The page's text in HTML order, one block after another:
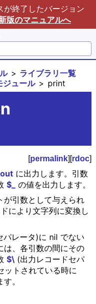
が終了したバージョン
版のマニュアルへ
ライブラリ一覧
ュール print
[permalink][rdoc]
に出力します。引数
$_
の値を出力します。
が引数として与えられ
により文字列に変換し
パレータ)に nil でない
は、各引数の間にその
$\(出力レコードセパ
ットされている時に
。